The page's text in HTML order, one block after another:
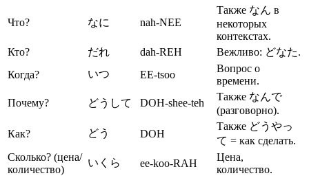
Что? なに nah-NEE
Также なん в
некоторых
контекстах.
Кто?
だれ dah-REH
Вежливо: どなた.
Когда?
いつ EE-tsoo
Вопрос о
времени.
Почему?
どうして DOH-shee-teh
Также なんで
(разговорно).
Как?
どう DOH
Также どうやっ
て = как сделать.
Сколько? (цена/
количество)
いくら ee-koo-RAH
Цена,
количество.